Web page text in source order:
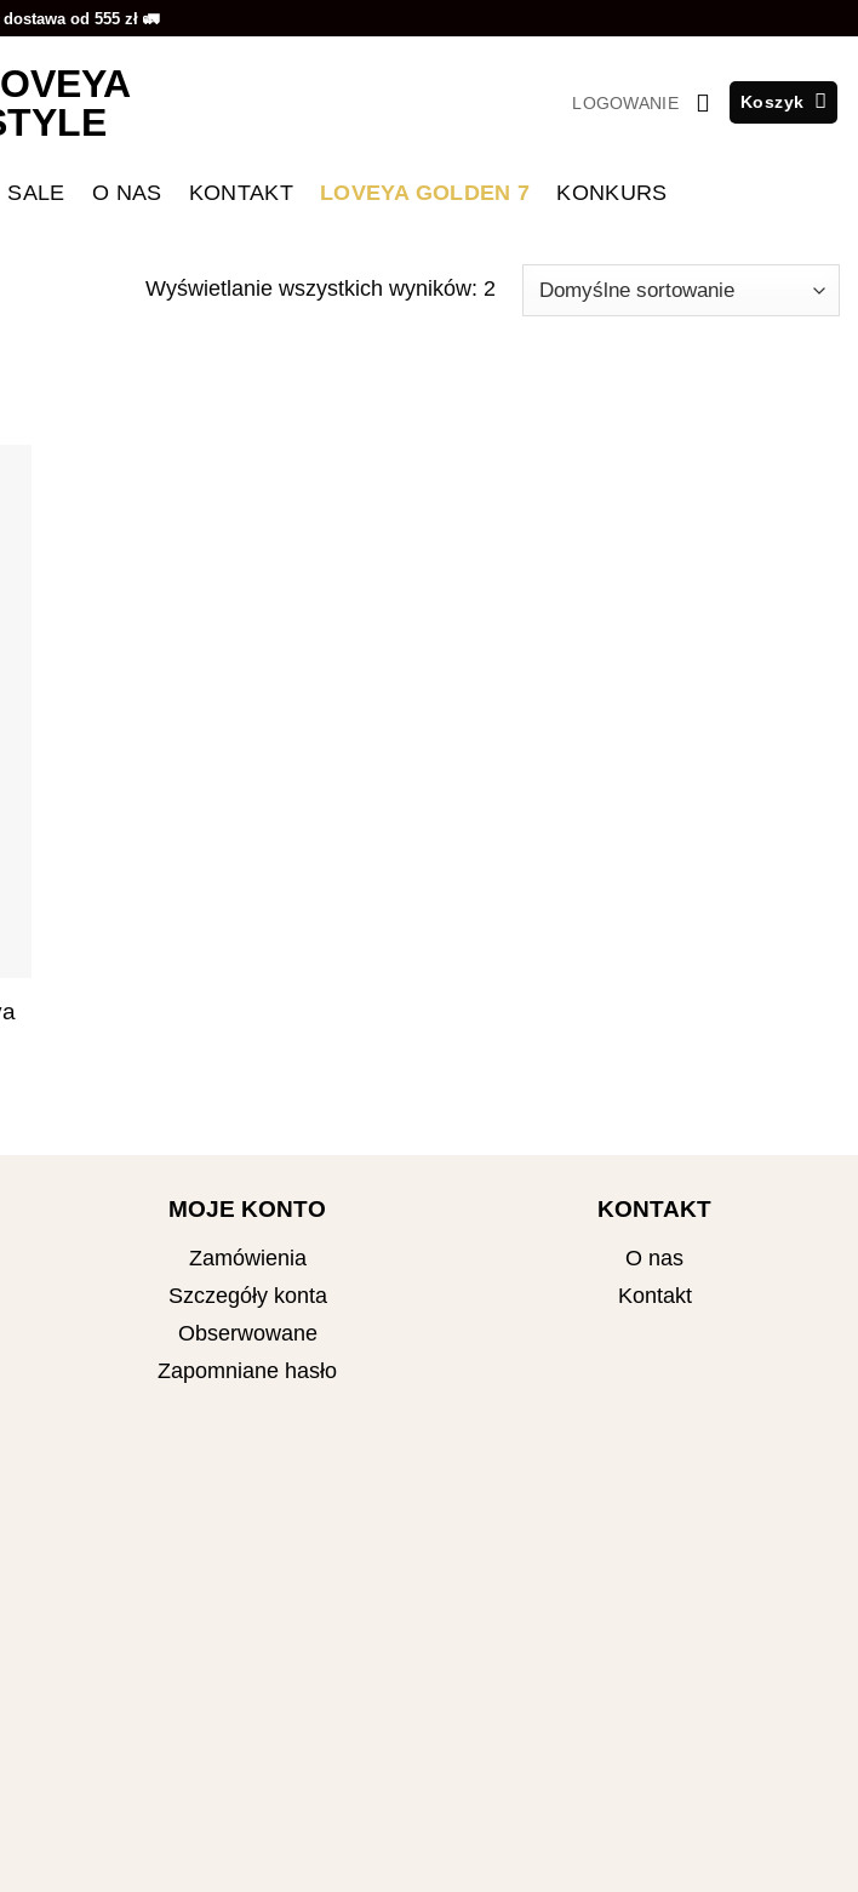
od 555 zł 🚛
LOGOWANIE Koszyk
SALE O NAS KONTAKT LOVEYA GOLDEN 7 KONKURS
Wyświetlanie wszystkich wyników: 2
MOJE KONTO
Zamówienia
Szczegóły konta
Obserwowane
Zapomniane hasło
KONTAKT
O nas
Kontakt